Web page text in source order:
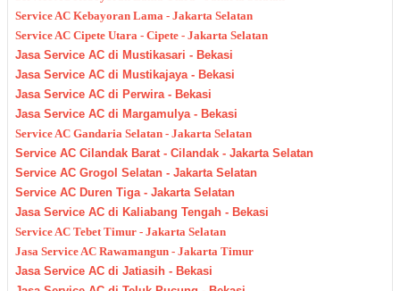
Service AC Kebayoran Lama - Jakarta Selatan
Service AC Cipete Utara - Cipete - Jakarta Selatan
Jasa Service AC di Mustikasari - Bekasi
Jasa Service AC di Mustikajaya - Bekasi
Jasa Service AC di Perwira - Bekasi
Jasa Service AC di Margamulya - Bekasi
Service AC Gandaria Selatan - Jakarta Selatan
Service AC Cilandak Barat - Cilandak - Jakarta Selatan
Service AC Grogol Selatan - Jakarta Selatan
Service AC Duren Tiga - Jakarta Selatan
Jasa Service AC di Kaliabang Tengah - Bekasi
Service AC Tebet Timur - Jakarta Selatan
Jasa Service AC Rawamangun - Jakarta Timur
Jasa Service AC di Jatiasih - Bekasi